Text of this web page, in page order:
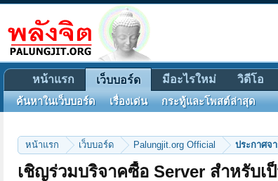
หน้าแรก เว็บบอร์ด Palungjit.org Official ประกาศจ
เชิญร่วมบริจาคซื้อ Server สำหรับเ
หน้า 70 ของ 71 < ย้อนกลับ 1 ← 66 67 68 69 70 71 ถัดไป >
หน้าแรก เว็บบอร์ด
ค้นหาในเว็บบอร์ด เรื่องเด่น กระทู้และโพสต์ล่าสุด
มีอะไรใหม่ วิดีโอ